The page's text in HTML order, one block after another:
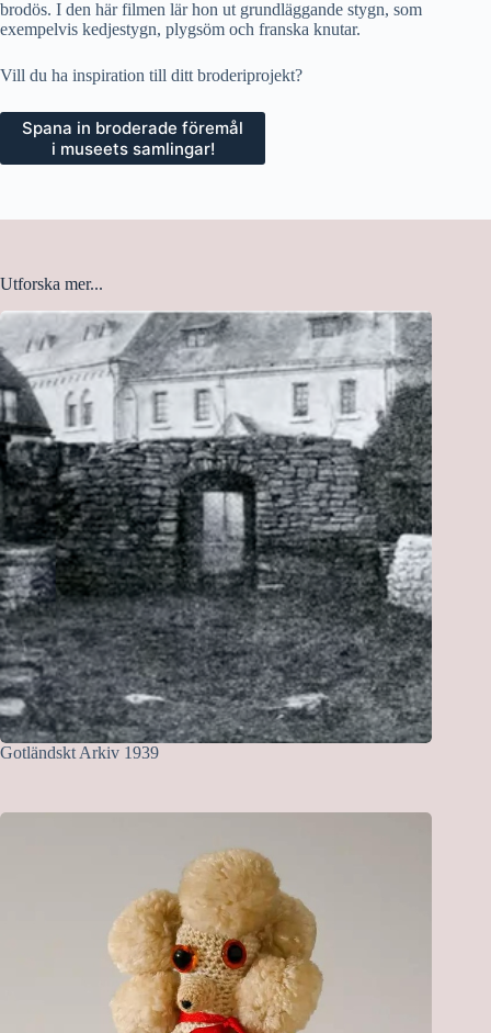
brodös. I den här filmen lär hon ut grundläggande stygn, som
exempelvis kedjestygn, plygsöm och franska knutar.
Vill du ha inspiration till ditt broderiprojekt?
Spana in broderade föremål
i museets samlingar!
Utforska mer...
Gotländskt Arkiv 1939